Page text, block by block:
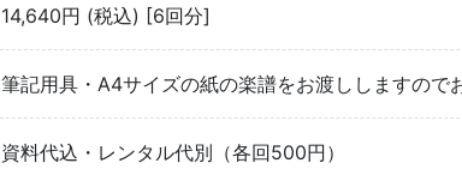
14,640円 (税込) [6回分]
筆記用具・A4サイズの紙の楽譜をお渡ししますので
資料代込・レンタル代別（各回500円）